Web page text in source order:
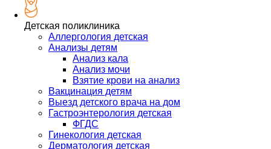
Детская поликлиника
Аллергология детская
Анализы детям
Анализ кала
Анализ мочи
Взятие крови на анализ
Вакцинация детям
Выезд детского врача на дом
Гастроэнтерология детская
ФГДС
Гинекология детская
Дерматология детская